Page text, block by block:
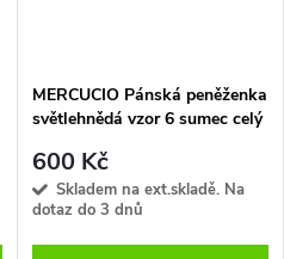
MERCUCIO Pánská peněženka
světlehnědá vzor 6 sumec celý
600 Kč
Skladem na ext.skladě. Na
dotaz do 3 dnů